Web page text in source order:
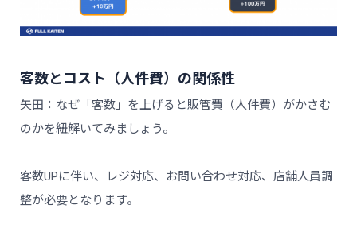
客数とコスト（人件費）の関係性
矢田：なぜ「客数」を上げると販管費（人件費）がかさむ
のかを紐解いてみましょう。
客数UPに伴い、レジ対応、お問い合わせ対応、店舗人員調
整が必要となります。